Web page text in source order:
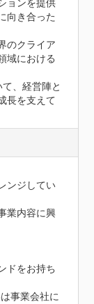
ョンを提供
向き合った
のクライア
域における
、経営陣と
長を支えて
ンジしてい
業内容に興
ドをお持ち
事業会社に